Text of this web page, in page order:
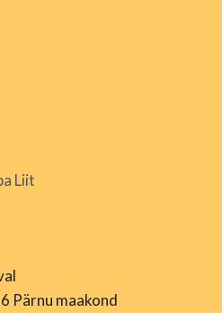
Liit
Pärnu maakond